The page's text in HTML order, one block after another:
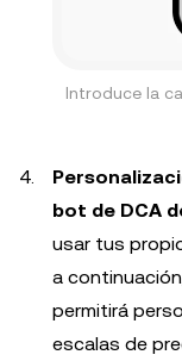
Introduce la
bot de DCA
usar tus
a
permitirá
escalas de